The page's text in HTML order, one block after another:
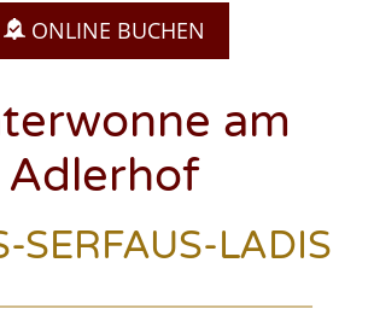
ONLINE BUCHEN
am
Adlerhof
SERFAUS-LADIS